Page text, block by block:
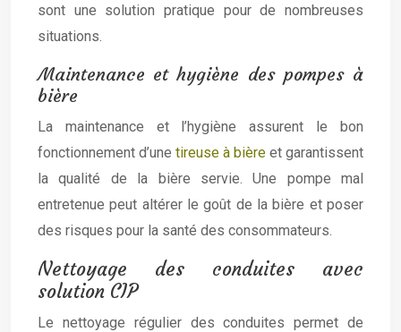
sont une solution pratique pour de nombreuses
situations.
Maintenance et hygiène des pompes à
bière
La maintenance et l’hygiène assurent le bon
fonctionnement d’une tireuse à bière et garantissent
la qualité de la bière servie. Une pompe mal
entretenue peut altérer le goût de la bière et poser
des risques pour la santé des consommateurs.
Nettoyage des conduites avec
solution CIP
Le nettoyage régulier des conduites permet de